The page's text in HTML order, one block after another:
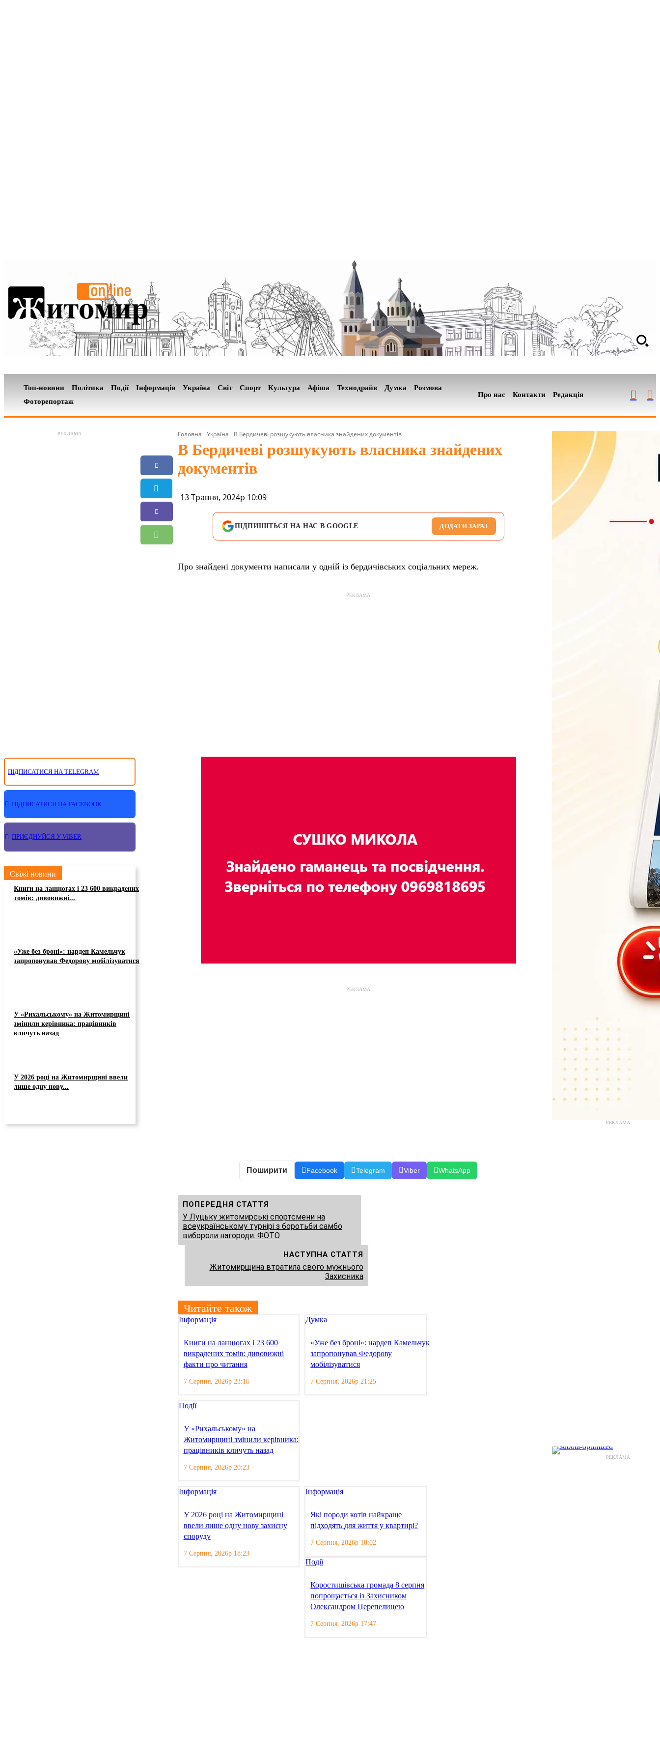
Топ-новини Політика Події Інформація Україна Світ Спорт Культура Афіша Технодрайв Думка
Розмова
Фоторепортаж
Про нас Контакти Редакція
РЕКЛАМА
ПІДПИСАТИСЯ НА TELEGRAM
ПІДПИСАТИСЯ НА FACEBOOK
ПРИЄДНУЙСЯ У VIBER
Свіжі новини
Книги на ланцюгах і 23 600 викрадених
томів: дивовижні...
«Уже без броні»: нардеп Камельчук
запропонував Федорову мобілізуватися
У «Рихальському» на Житомирщині
змінили керівника: працівників
кличуть назад
У 2026 році на Житомирщині ввели
лише одну нову...
Головна Україна В Бердичеві розшукують власника знайдених документів
В Бердичеві розшукують власника знайдених
документів
13 Травня, 2024р 10:09
ПІДПИШІТЬСЯ НА НАС В GOOGLE ДОДАТИ ЗАРАЗ
Про знайдені документи написали у одній із бердичівських соціальних мереж.
РЕКЛАМА
РЕКЛАМА
Поширити Facebook Telegram Viber WhatsApp
ПОПЕРЕДНЯ СТАТТЯ
У Луцьку житомирські спортсмени на
всеукраїнському турнірі з боротьби самбо
вибороли нагороди. ФОТО
НАСТУПНА СТАТТЯ
Житомирщина втратила свого мужнього
Захисника
Читайте також
Інформація
Книги на ланцюгах і 23 600
викрадених томів: дивовижні
факти про читання
7 Серпня, 2026р 23:16
Думка
«Уже без броні»: нардеп Камельчук
запропонував Федорову
мобілізуватися
7 Серпня, 2026р 21:25
Події
У «Рихальському» на
Житомирщині змінили керівника:
працівників кличуть назад
7 Серпня, 2026р 20:23
Інформація
У 2026 році на Житомирщині
ввели лише одну нову захисну
споруду
7 Серпня, 2026р 18:23
Інформація
Які породи котів найкраще
підходять для життя у квартирі?
7 Серпня, 2026р 18:02
Події
Коростишівська громада 8 серпня
попрощається із Захисником
Олександром Перепелицею
7 Серпня, 2026р 17:47
РЕКЛАМА
РЕКЛАМА